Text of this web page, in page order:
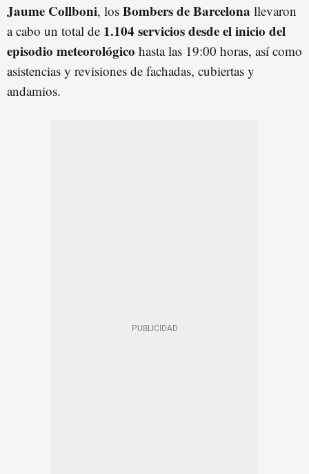
Jaume Collboni, los Bombers de Barcelona llevaron
a cabo un total de 1.104 servicios desde el inicio del
episodio meteorológico hasta las 19:00 horas, así como
asistencias y revisiones de fachadas, cubiertas y
andamios.